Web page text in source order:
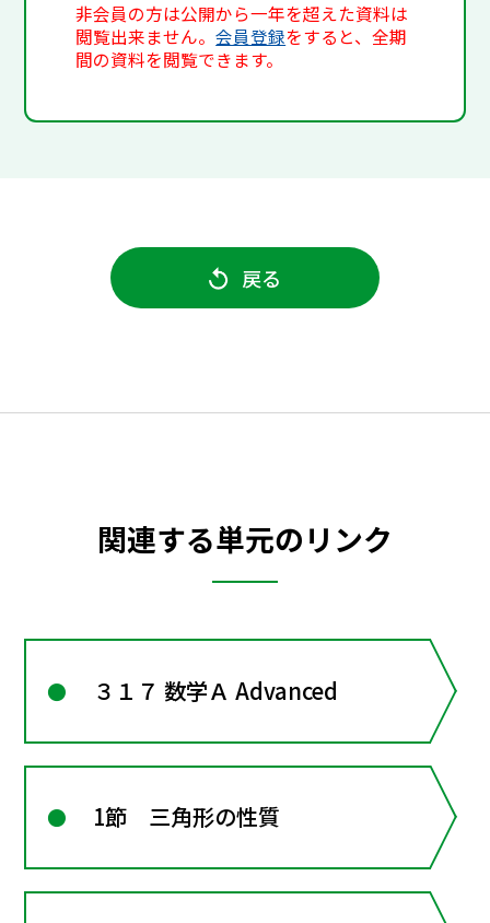
非会員の方は公開から一年を超えた資料は
閲覧出来ません。会員登録をすると、全期
間の資料を閲覧できます。
戻る
関連する単元のリンク
３１７ 数学Ａ Advanced
1節 三角形の性質